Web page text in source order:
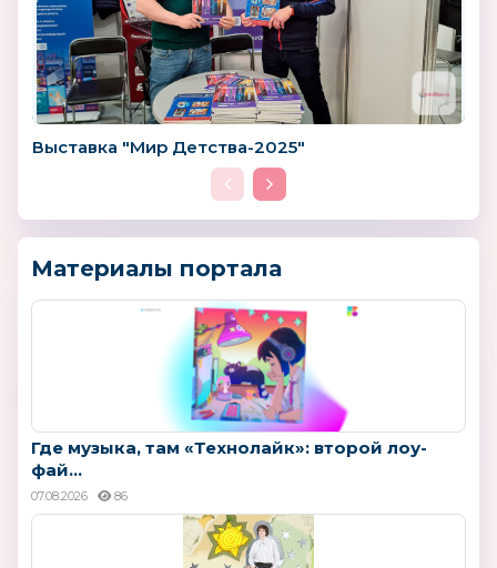
Выставка "Мир Детства-2025"
Материалы портала
Где музыка, там «Технолайк»: второй лоу-
фай...
07.08.2026 86